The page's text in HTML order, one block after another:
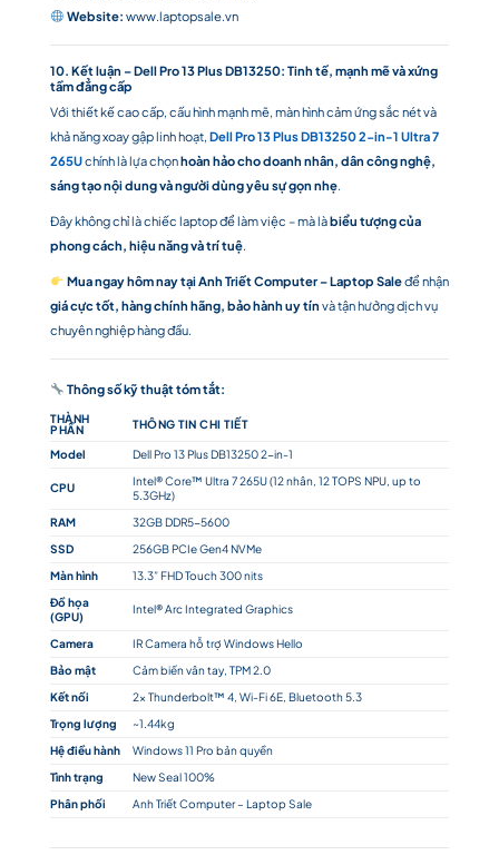
Website: www.laptopsale.vn
10. Kết luận – Dell Pro 13 Plus DB13250: Tinh tế, mạnh mẽ và xứng
tầm đẳng cấp
Với thiết kế cao cấp, cấu hình mạnh mẽ, màn hình cảm ứng sắc nét và
khả năng xoay gập linh hoạt, Dell Pro 13 Plus DB13250 2-in-1 Ultra 7
265Uchính là lựa chọnhoàn hảo cho doanh nhân, dân công nghệ,
sáng tạo nội dung và người dùng yêu sự gọn nhẹ.
Đây không chỉ là chiếc laptop để làm việc – mà làbiểu tượng của
phong cách, hiệu năng và trí tuệ.
Mua ngay hôm nay tại Anh Triết Computer – Laptop Saleđể nhận
giá cực tốt, hàng chính hãng, bảo hành uy tín và tận hưởng dịch vụ
chuyên nghiệp hàng đầu.
Thông số kỹ thuật tóm tắt:
THÀNH
PHẦN
THÔNG TIN CHI TIẾT
Model Dell Pro 13 Plus DB13250 2-in-1
CPU
Intel® Core™ Ultra 7 265U (12 nhân, 12 TOPS NPU, up to
5.3GHz)
RAM
32GB DDR5-5600
SSD
256GB PCIe Gen4 NVMe
Màn hình
13.3” FHD Touch 300 nits
Đồ họa
(GPU)
Intel® Arc Integrated Graphics
Camera
IR Camera hỗ trợ Windows Hello
Bảo mật
Cảm biến vân tay, TPM 2.0
Kết nối
2x Thunderbolt™ 4, Wi-Fi 6E, Bluetooth 5.3
Trọng lượng
~1.44kg
Hệ điều hành
Windows 11 Pro bản quyền
Tình trạng
New Seal 100%
Phân phối
Anh Triết Computer – Laptop Sale